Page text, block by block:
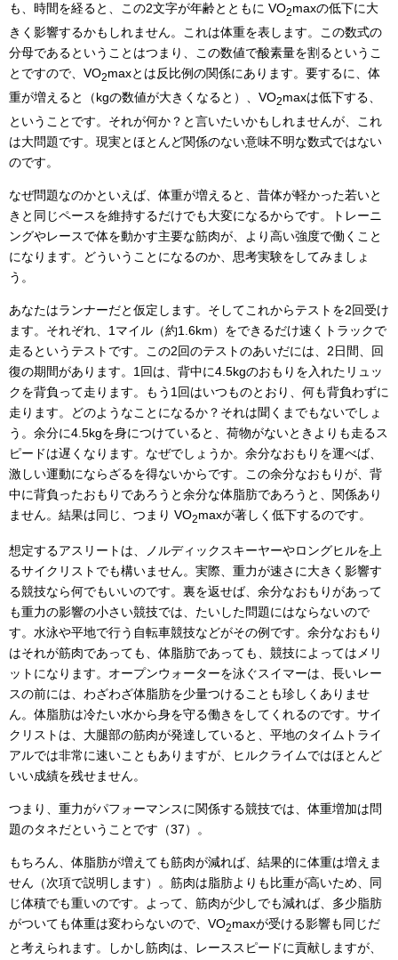
も、時間を経ると、この2文字が年齢とともに VO2maxの低下に大
きく影響するかもしれません。これは体重を表します。この数式の
分母であるということはつまり、この数値で酸素量を割るというこ
とですので、VO2maxとは反比例の関係にあります。要するに、体
重が増えると（kgの数値が大きくなると）、VO2maxは低下する、
ということです。それが何か？と言いたいかもしれませんが、これ
は大問題です。現実とほとんど関係のない意味不明な数式ではない
のです。
なぜ問題なのかといえば、体重が増えると、昔体が軽かった若いと
きと同じペースを維持するだけでも大変になるからです。トレーニ
ングやレースで体を動かす主要な筋肉が、より高い強度で働くこと
になります。どういうことになるのか、思考実験をしてみましょ
う。
あなたはランナーだと仮定します。そしてこれからテストを2回受け
ます。それぞれ、1マイル（約1.6km）をできるだけ速くトラックで
走るというテストです。この2回のテストのあいだには、2日間、回
復の期間があります。1回は、背中に4.5kgのおもりを入れたリュッ
クを背負って走ります。もう1回はいつものとおり、何も背負わずに
走ります。どのようなことになるか？それは聞くまでもないでしょ
う。余分に4.5kgを身につけていると、荷物がないときよりも走るス
ピードは遅くなります。なぜでしょうか。余分なおもりを運べば、
激しい運動にならざるを得ないからです。この余分なおもりが、背
中に背負ったおもりであろうと余分な体脂肪であろうと、関係あり
ません。結果は同じ、つまり VO2maxが著しく低下するのです。
想定するアスリートは、ノルディックスキーヤーやロングヒルを上
るサイクリストでも構いません。実際、重力が速さに大きく影響す
る競技なら何でもいいのです。裏を返せば、余分なおもりがあって
も重力の影響の小さい競技では、たいした問題にはならないので
す。水泳や平地で行う自転車競技などがその例です。余分なおもり
はそれが筋肉であっても、体脂肪であっても、競技によってはメリ
ットになります。オープンウォーターを泳ぐスイマーは、長いレー
スの前には、わざわざ体脂肪を少量つけることも珍しくありませ
ん。体脂肪は冷たい水から身を守る働きをしてくれるのです。サイ
クリストは、大腿部の筋肉が発達していると、平地のタイムトライ
アルでは非常に速いこともありますが、ヒルクライムではほとんど
いい成績を残せません。
つまり、重力がパフォーマンスに関係する競技では、体重増加は問
題のタネだということです（37）。
もちろん、体脂肪が増えても筋肉が減れば、結果的に体重は増えま
せん（次項で説明します）。筋肉は脂肪よりも比重が高いため、同
じ体積でも重いのです。よって、筋肉が少しでも減れば、多少脂肪
がついても体重は変わらないので、VO2maxが受ける影響も同じだ
と考えられます。しかし筋肉は、レーススピードに貢献しますが、